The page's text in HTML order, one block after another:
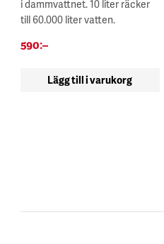
i dammvattnet. 10 liter räcker
till 60.000 liter vatten.
590:–
Lägg till i varukorg